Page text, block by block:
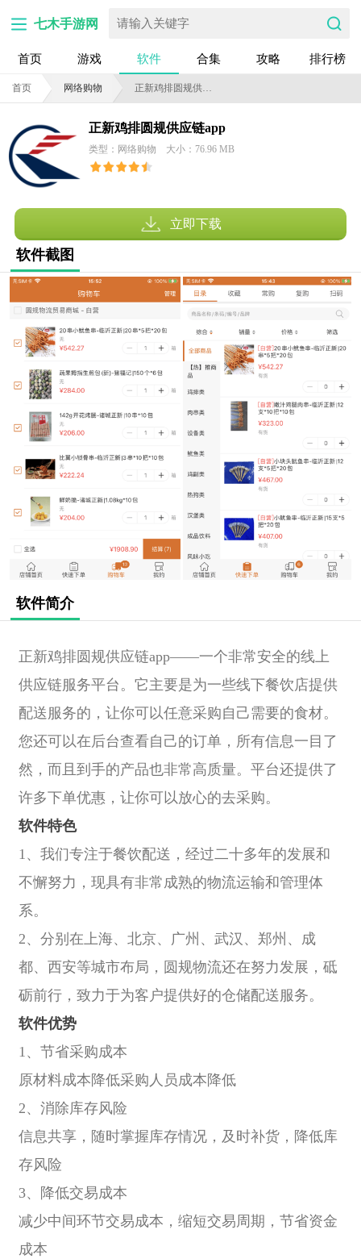
七木手游网
首页 游戏 软件 合集 攻略 排行榜
首页 网络购物 正新鸡排圆规供应链app
正新鸡排圆规供应链app
类型：网络购物 大小：76.96 MB
立即下载
软件截图
软件简介
正新鸡排圆规供应链app——一个非常安全的线上
供应链服务平台。它主要是为一些线下餐饮店提供
配送服务的，让你可以任意采购自己需要的食材。
您还可以在后台查看自己的订单，所有信息一目了
然，而且到手的产品也非常高质量。平台还提供了
许多下单优惠，让你可以放心的去采购。
软件特色
1、我们专注于餐饮配送，经过二十多年的发展和
不懈努力，现具有非常成熟的物流运输和管理体
系。
2、分别在上海、北京、广州、武汉、郑州、成
都、西安等城市布局，圆规物流还在努力发展，砥
砺前行，致力于为客户提供好的仓储配送服务。
软件优势
1、节省采购成本
原材料成本降低采购人员成本降低
2、消除库存风险
信息共享，随时掌握库存情况，及时补货，降低库
存风险
3、降低交易成本
减少中间环节交易成本，缩短交易周期，节省资金
成本